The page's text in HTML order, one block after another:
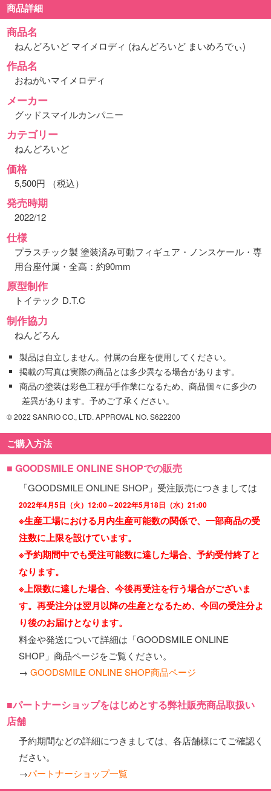
商品詳細
商品名
ねんどろいど マイメロディ (ねんどろいど まいめろでぃ)
作品名
おねがいマイメロディ
メーカー
グッドスマイルカンパニー
カテゴリー
ねんどろいど
価格
5,500円 （税込）
発売時期
2022/12
仕様
プラスチック製 塗装済み可動フィギュア・ノンスケール・専
用台座付属・全高：約90mm
原型制作
トイテック D.T.C
制作協力
ねんどろん
製品は自立しません。付属の台座を使用してください。
掲載の写真は実際の商品とは多少異なる場合があります。
商品の塗装は彩色工程が手作業になるため、商品個々に多少の
差異があります。予めご了承ください。
© 2022 SANRIO CO., LTD. APPROVAL NO. S622200
ご購入方法
■ GOODSMILE ONLINE SHOPでの販売
「GOODSMILE ONLINE SHOP」受注販売につきましては
2022年4月5日（火）12:00～2022年5月18日（水）21:00
※生産工場における月内生産可能数の関係で、一部商品の受
注数に上限を設けています。
※予約期間中でも受注可能数に達した場合、予約受付終了と
なります。
※上限数に達した場合、今後再受注を行う場合がございま
す。再受注分は翌月以降の生産となるため、今回の受注分よ
り後のお届けとなります。
料金や発送について詳細は「GOODSMILE ONLINE
SHOP」商品ページをご覧ください。
→GOODSMILE ONLINE SHOP商品ページ
■パートナーショップをはじめとする弊社販売商品取扱い
店舗
予約期間などの詳細につきましては、各店舗様にてご確認く
ださい。
→パートナーショップ一覧